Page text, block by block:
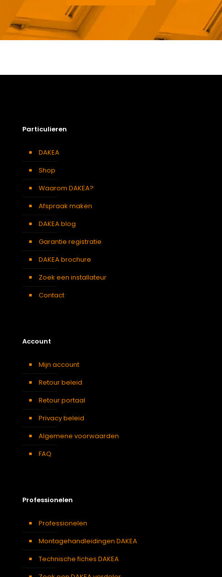
Particulieren
DAKEA
Shop
Waarom DAKEA?
Afspraak maken
DAKEA blog
Garantie registratie
DAKEA brochure
Zoek een installateur
Contact
Account
Mijn account
Retour beleid
Retour portaal
Privacy beleid
Algemene voorwaarden
FAQ
Professionelen
Professionelen
Montagehandleidingen DAKEA
Technische fiches DAKEA